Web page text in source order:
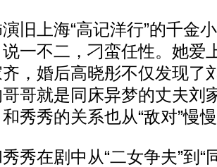
上海“高记洋行”的千金
一不二，刁蛮任性。她爱
，婚后高晓彤不仅发现了
哥就是同床异梦的丈夫刘
秀秀的关系也从“敌对”慢
在剧中从“二女争夫”到“